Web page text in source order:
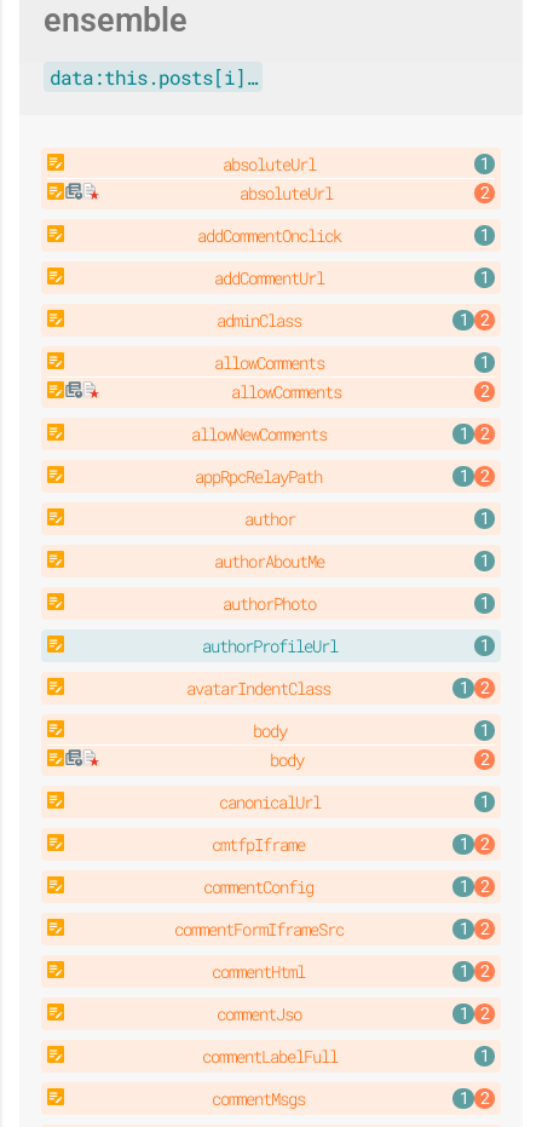
ensemble
data:this.posts[i]…
absoluteUrl
absoluteUrl
addCommentOnclick
addCommentUrl
adminClass
allowComments
allowComments
allowNewComments
appRpcRelayPath
author
authorAboutMe
authorPhoto
authorProfileUrl
avatarIndentClass
body
body
canonicalUrl
cmtfpIframe
commentConfig
commentFormIframeSrc
commentHtml
commentJso
commentLabelFull
commentMsgs